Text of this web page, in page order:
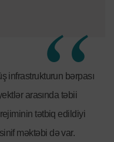
infrastrukturun bərpası
arasında təbii
tətbiq edildiyi
məktəbi də var.